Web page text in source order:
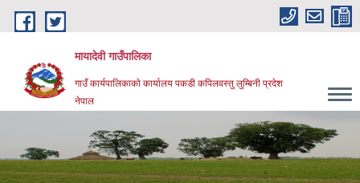
Skip to main content
मायादेवी गाउँपालिका
गाउँ कार्यपालिकाकाे कार्यालय पकडी कपिलवस्तु लुम्बिनी प्रदेश
नेपाल